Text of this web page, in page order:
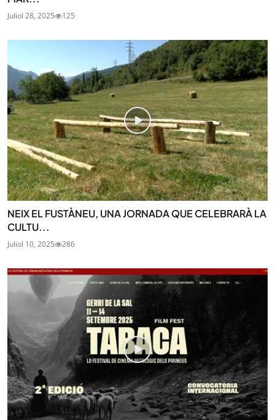
Juliol 28, 2025 125
NEIX EL FUSTÀNEU, UNA JORNADA QUE CELEBRARÀ LA
CULTU...
Juliol 10, 2025 286